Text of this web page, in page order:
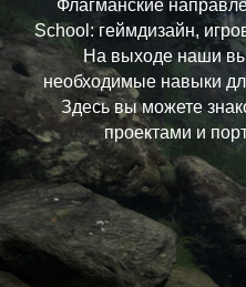
Флагманские
School: геймдизайн,
На выходе наши
необходимые навыки
Здесь вы можете
проектами и